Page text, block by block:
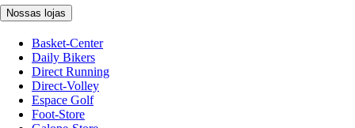
Nossas lojas
Basket-Center
Daily Bikers
Direct Running
Direct-Volley
Espace Golf
Foot-Store